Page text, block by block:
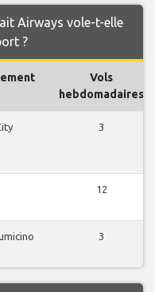
Airways vole-t-elle
?
Vols
hebdomadaires
3
12
3